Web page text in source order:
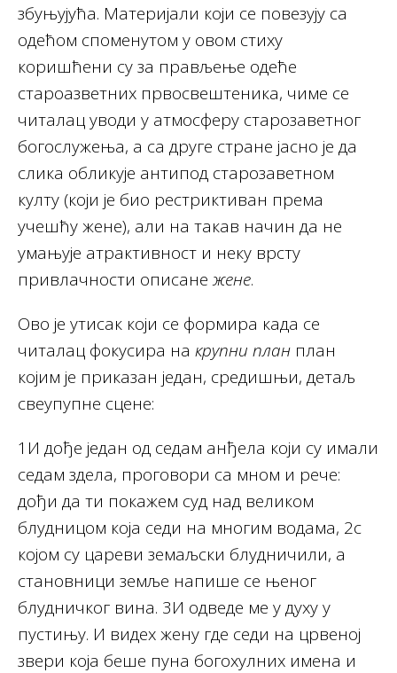
збуњујућа. Материјали који се повезују са
одећом споменутом у овом стиху
коришћени су за прављење одеће
староазветних првосвештеника, чиме се
читалац уводи у атмосферу старозаветног
богослужења, а са друге стране јасно је да
слика обликује антипод старозаветном
култу (који је био рестриктиван према
учешћу жене), али на такав начин да не
умањује атрактивност и неку врсту
привлачности описанежене.
Ово је утисак који се формира када се
читалац фокусира на крупни план план
којим је приказан један, средишњи, детаљ
свеупупне сцене:
1И дође један од седам анђела који су имали
седам здела, проговори са мном и рече:
дођи да ти покажем суд над великом
блудницом која седи на многим водама, 2с
којом су цареви земаљски блудничили, а
становници земље напише се њеног
блудничког вина. 3И одведе ме у духу у
пустињу. И видех жену где седи на црвеној
звери која беше пуна богохулних имена и